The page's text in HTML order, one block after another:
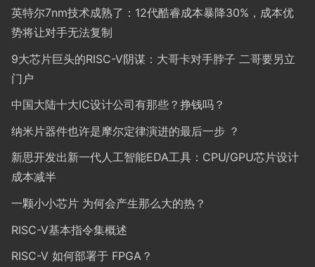
英特尔7nm技术成熟了：12代酷睿成本暴降30%，成本优
势将让对手无法复制
9大芯片巨头的RISC-V阴谋：大哥卡对手脖子 二哥要另立
门户
中国大陆十大IC设计公司有那些？挣钱吗？
纳米片器件也许是摩尔定律演进的最后一步 ？
新思开发出新一代人工智能EDA工具：CPU/GPU芯片设计
成本减半
一颗小小芯片 为何会产生那么大的热？
RISC-V基本指令集概述
RISC-V 如何部署于 FPGA？